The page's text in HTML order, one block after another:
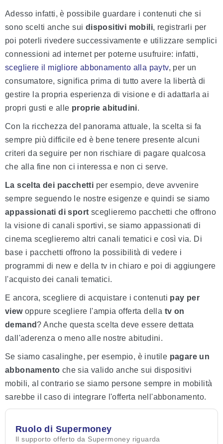
Adesso infatti, è possibile guardare i contenuti che si
sono scelti anche sui dispositivi mobili, registrarli per
poi poterli rivedere successivamente e utilizzare semplici
connessioni ad internet per poterne usufruire: infatti,
scegliere il migliore abbonamento alla paytv, per un
consumatore, significa prima di tutto avere la libertà di
gestire la propria esperienza di visione e di adattarla ai
propri gusti e alle proprie abitudini.
Con la ricchezza del panorama attuale, la scelta si fa
sempre più difficile ed è bene tenere presente alcuni
criteri da seguire per non rischiare di pagare qualcosa
che alla fine non ci interessa e non ci serve.
La scelta dei pacchetti per esempio, deve avvenire
sempre seguendo le nostre esigenze e quindi se siamo
appassionati di sport sceglieremo pacchetti che offrono
la visione di canali sportivi, se siamo appassionati di
cinema sceglieremo altri canali tematici e così via. Di
base i pacchetti offrono la possibilità di vedere i
programmi di new e della tv in chiaro e poi di aggiungere
l'acquisto dei canali tematici.
E ancora, scegliere di acquistare i contenuti pay per
viewoppure scegliere l'ampia offerta della tv on
demand? Anche questa scelta deve essere dettata
dall'aderenza o meno alle nostre abitudini.
Se siamo casalinghe, per esempio, è inutile pagare un
abbonamento che sia valido anche sui dispositivi
mobili, al contrario se siamo persone sempre in mobilità
sarebbe il caso di integrare l'offerta nell'abbonamento.
Ruolo di Supermoney
Il supporto offerto da Supermoney riguarda